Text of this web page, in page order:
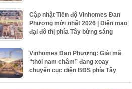
Cập nhật Tiến độ Vinhomes Đan
Phượng mới nhất 2026 | Diện mạo
đại đô thị phía Tây bừng sáng
Vinhomes Đan Phượng: Giải mã
“thỏi nam châm” đang xoay
chuyển cục diện BĐS phía Tây